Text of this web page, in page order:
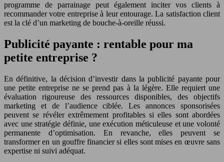
programme de parrainage peut également inciter vos clients à
recommander votre entreprise à leur entourage. La satisfaction client
est la clé d’un marketing de bouche-à-oreille réussi.
Publicité payante : rentable pour ma
petite entreprise ?
En définitive, la décision d’investir dans la publicité payante pour
une petite entreprise ne se prend pas à la légère. Elle requiert une
évaluation rigoureuse des ressources disponibles, des objectifs
marketing et de l’audience ciblée. Les annonces sponsorisées
peuvent se révéler extrêmement profitables si elles sont abordées
avec une stratégie définie, une exécution méticuleuse et une volonté
permanente d’optimisation. En revanche, elles peuvent se
transformer en un gouffre financier si elles sont mises en œuvre sans
expertise ni suivi adéquat.